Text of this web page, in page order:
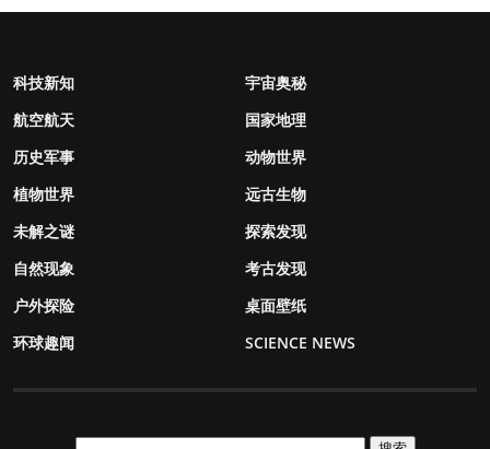
科技新知
宇宙奥秘
航空航天
国家地理
历史军事
动物世界
植物世界
远古生物
未解之谜
探索发现
自然现象
考古发现
户外探险
桌面壁纸
环球趣闻
SCIENCE NEWS